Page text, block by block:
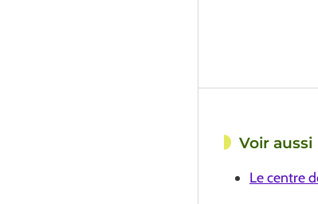
Voir aussi
Le centre